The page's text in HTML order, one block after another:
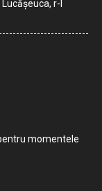
r-l
momentele